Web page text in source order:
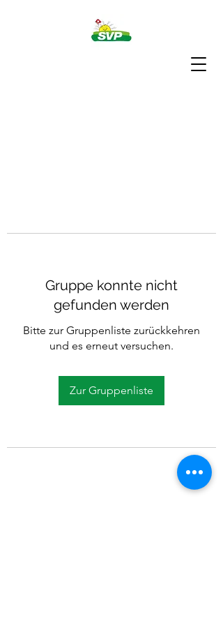
Gruppe konnte nicht
gefunden werden
Bitte zur Gruppenliste zurückkehren
und es erneut versuchen.
Zur Gruppenliste